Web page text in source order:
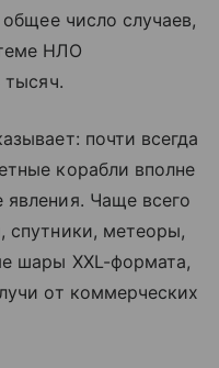
число случаев,
НЛО
тысяч.
почти всегда
корабли вполне
Чаще всего
спутники, метеоры,
шары XXL-формата,
от коммерческих